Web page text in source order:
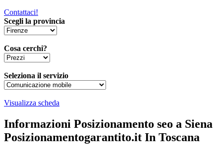
Contattaci!
Scegli la provincia
Cosa cerchi?
Seleziona il servizio
Visualizza scheda
Informazioni Posizionamento seo a Siena
Posizionamentogarantito.it In Toscana